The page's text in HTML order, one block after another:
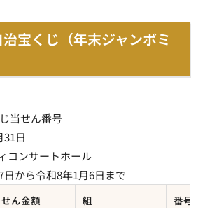
宝くじ（年末ジャンボミ
当せん番号
日
コンサートホール
から令和8年1月6日まで
ん金額 組 番号